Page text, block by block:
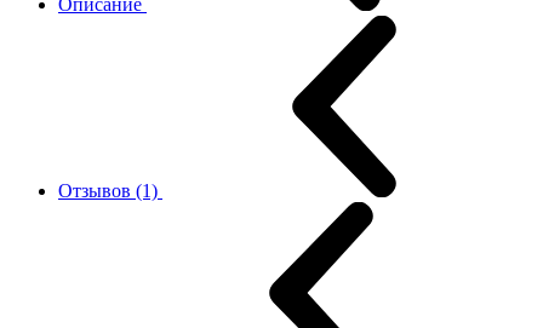
Описание
Отзывов (1)